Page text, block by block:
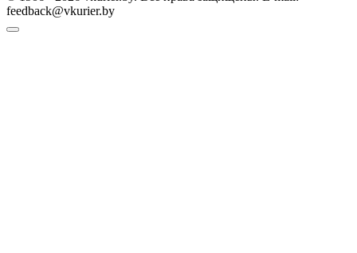
feedback@vkurier.by